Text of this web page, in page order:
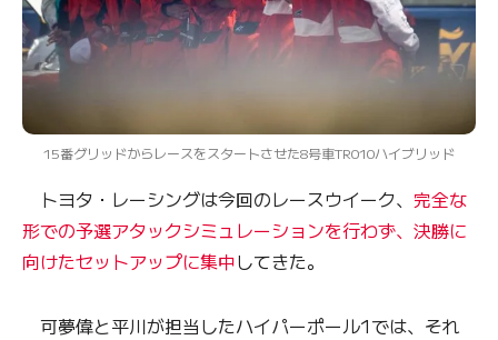
15番グリッドからレースをスタートさせた8号車TR010ハイブリッド
トヨタ・レーシングは今回のレースウイーク、 完全な
形での予選アタックシミュレーションを行わず、決勝に
向けたセットアップに集中してきた。
可夢偉と平川が担当したハイパーポール1では、それ